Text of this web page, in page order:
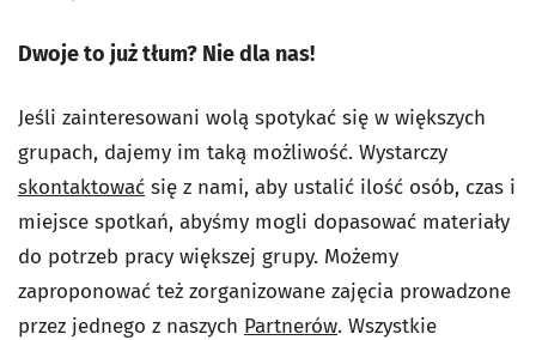
Dwoje to już tłum? Nie dla nas!
Jeśli zainteresowani wolą spotykać się w większych
grupach, dajemy im taką możliwość. Wystarczy
skontaktować się z nami, aby ustalić ilość osób, czas i
miejsce spotkań, abyśmy mogli dopasować materiały
do potrzeb pracy większej grupy. Możemy
zaproponować też zorganizowane zajęcia prowadzone
przez jednego z naszych Partnerów. Wszystkie